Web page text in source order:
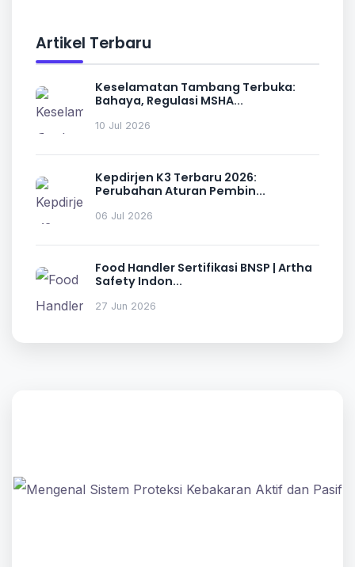
Artikel Terbaru
Keselamatan Tambang Terbuka:
Bahaya, Regulasi MSHA...
10 Jul 2026
Kepdirjen K3 Terbaru 2026:
Perubahan Aturan Pembin...
06 Jul 2026
Food Handler Sertifikasi BNSP | Artha
Safety Indon...
27 Jun 2026